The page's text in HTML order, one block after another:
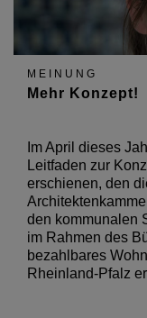
MEINUNG
Mehr Konzept!
Im April dieses
Leitfaden zur
erschienen, den
den kommunalen
im Rahmen des
bezahlbares
Rheinland-Pfalz